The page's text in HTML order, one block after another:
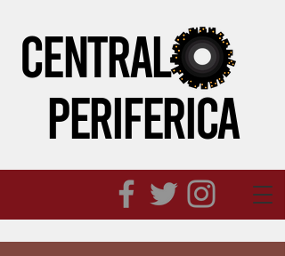
CENTRAL
PERIFeRICA